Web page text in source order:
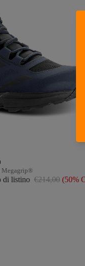
Megagrip®
di listino €214,00 (50%